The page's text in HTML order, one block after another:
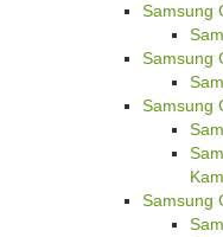
Samsung
Samsung
Samsung
Samsung